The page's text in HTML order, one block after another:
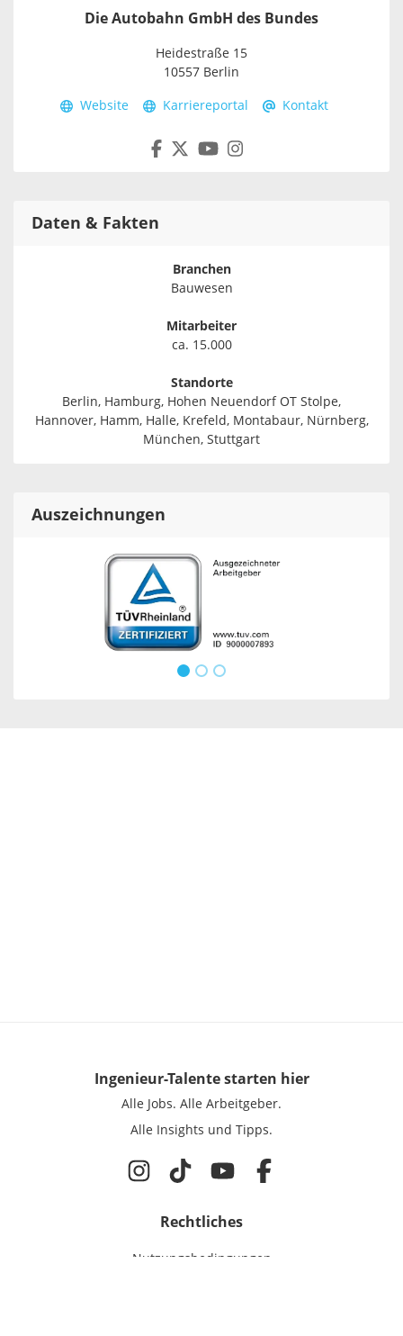
Die Autobahn GmbH des Bundes
Heidestraße 15
10557 Berlin
Website Karriereportal Kontakt
Daten & Fakten
Branchen
Bauwesen
Mitarbeiter
ca. 15.000
Standorte
Berlin, Hamburg, Hohen Neuendorf OT Stolpe,
Hannover, Hamm, Halle, Krefeld, Montabaur, Nürnberg,
München, Stuttgart
Auszeichnungen
Ingenieur-Talentestarten hier
Alle Jobs. Alle Arbeitgeber.
Alle Insights und Tipps.
Rechtliches
Nutzungsbedingungen